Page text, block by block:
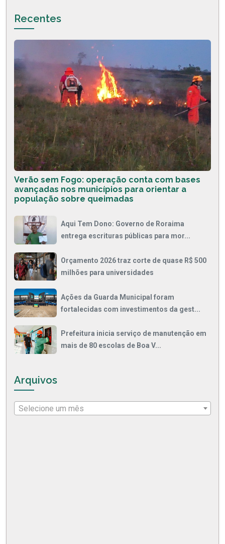
Recentes
Verão sem Fogo: operação conta com bases
avançadas nos municípios para orientar a
população sobre queimadas
Aqui Tem Dono: Governo de Roraima
entrega escrituras públicas para mor...
Orçamento 2026 traz corte de quase R$ 500
milhões para universidades
Ações da Guarda Municipal foram
fortalecidas com investimentos da gest...
Prefeitura inicia serviço de manutenção em
mais de 80 escolas de Boa V...
Arquivos
Selecione um mês